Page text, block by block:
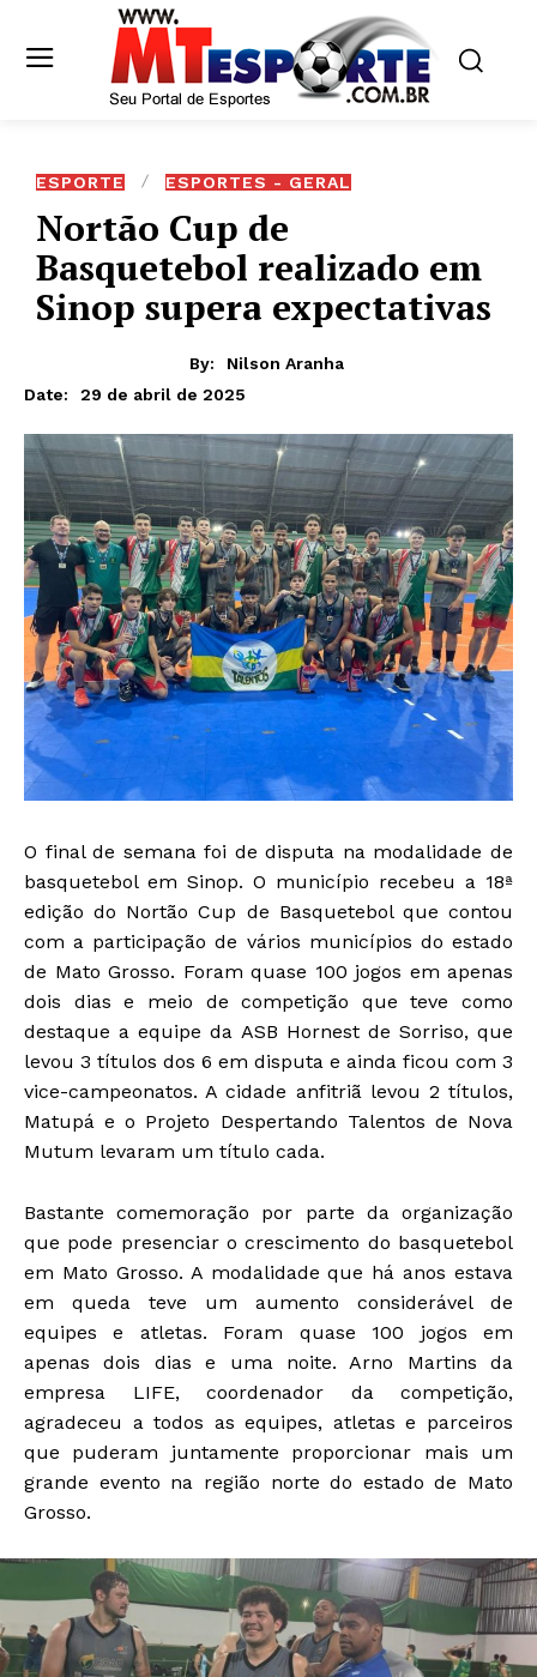
ESPORTE ESPORTES - GERAL
Nortão Cup de
Basquetebol realizado em
Sinop supera expectativas
By:
Nilson Aranha
Date:
29 de abril de 2025
O final de semana foi de disputa na modalidade de
basquetebol em Sinop. O município recebeu a 18ª
edição do Nortão Cup de Basquetebol que contou
com a participação de vários municípios do estado
de Mato Grosso. Foram quase 100 jogos em apenas
dois dias e meio de competição que teve como
destaque a equipe da ASB Hornest de Sorriso, que
levou 3 títulos dos 6 em disputa e ainda ficou com 3
vice-campeonatos. A cidade anfitriã levou 2 títulos,
Matupá e o Projeto Despertando Talentos de Nova
Mutum levaram um título cada.
Bastante comemoração por parte da organização
que pode presenciar o crescimento do basquetebol
em Mato Grosso. A modalidade que há anos estava
em queda teve um aumento considerável de
equipes e atletas. Foram quase 100 jogos em
apenas dois dias e uma noite. Arno Martins da
empresa LIFE, coordenador da competição,
agradeceu a todos as equipes, atletas e parceiros
que puderam juntamente proporcionar mais um
grande evento na região norte do estado de Mato
Grosso.